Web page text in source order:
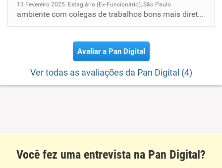
13 Fevereiro 2025. Estagiário (Ex-Funcionário), São Paulo
ambiente com colegas de trabalhos bons mais diretória deixa a desejar em alguns pontos.
Avaliar a Pan Digital
Ver todas as avaliações da Pan Digital (4)
Você fez uma entrevista na Pan Digital?